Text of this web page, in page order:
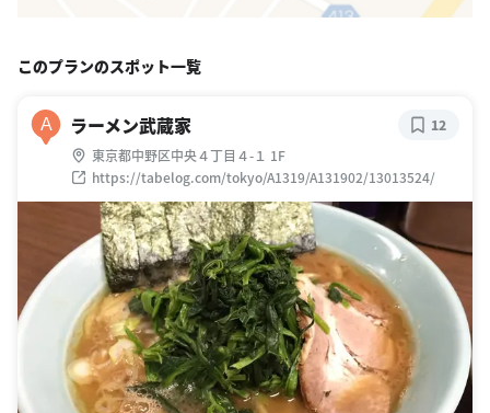
このプランのスポット一覧
A ラーメン武蔵家
東京都中野区中央４丁目４-１ 1F
https://tabelog.com/tokyo/A1319/A131902/13013524/
12